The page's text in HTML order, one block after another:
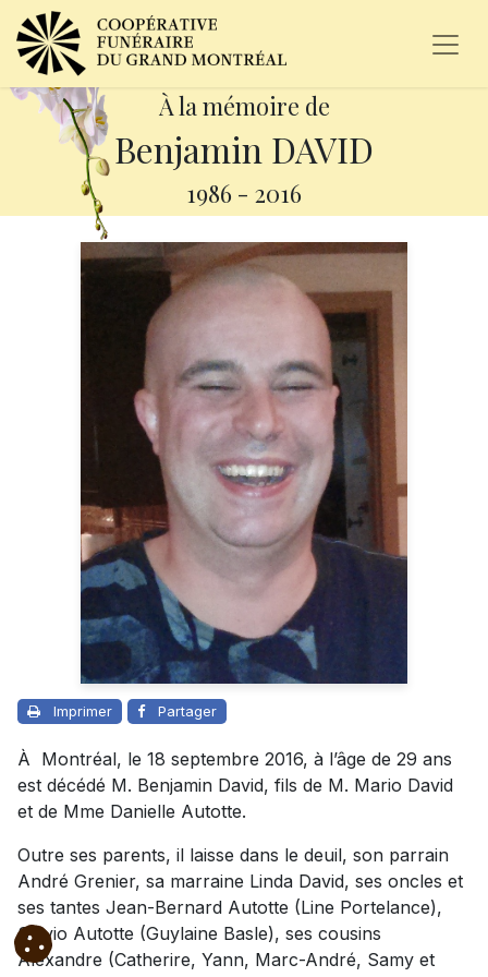
À la mémoire de
Benjamin DAVID
1986 - 2016
Imprimer Partager
À Montréal, le 18 septembre 2016, à l’âge de 29 ans
est décédé M. Benjamin David, fils de M. Mario David
et de Mme Danielle Autotte.
Outre ses parents, il laisse dans le deuil, son parrain
André Grenier, sa marraine Linda David, ses oncles et
ses tantes Jean-Bernard Autotte (Line Portelance),
Sylvio Autotte (Guylaine Basle), ses cousins
Alexandre (Catherire, Yann, Marc-André, Samy et